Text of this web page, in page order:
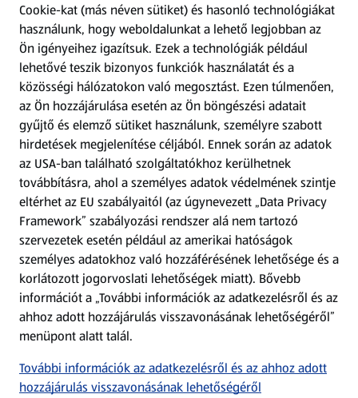
Kérdőív
Fizetési lehetőségek
ALDI utalványok
Árcsökkentés
Adattörlő alkalmazás
Szervizpont
(új oldalon nyílik meg)
Fedezz fel minket az interneten!
Töltsd le az ALDI Magyarország applikációt!
Cookie-kat (más néven sütiket) és hasonló technológiákat
használunk, hogy weboldalunkat a lehető legjobban az
Ön igényeihez igazítsuk. Ezek a technológiák például
lehetővé teszik bizonyos funkciók használatát és a
közösségi hálózatokon való megosztást. Ezen túlmenően,
az Ön hozzájárulása esetén az Ön böngészési adatait
gyűjtő és elemző sütiket használunk, személyre szabott
hirdetések megjelenítése céljából. Ennek során az adatok
az USA-ban található szolgáltatókhoz kerülhetnek
továbbításra, ahol a személyes adatok védelmének szintje
eltérhet az EU szabályaitól (az úgynevezett „Data Privacy
Framework” szabályozási rendszer alá nem tartozó
szervezetek esetén például az amerikai hatóságok
személyes adatokhoz való hozzáférésének lehetősége és a
korlátozott jogorvoslati lehetőségek miatt). Bővebb
információt a „További információk az adatkezelésről és az
ahhoz adott hozzájárulás visszavonásának lehetőségéről”
menüpont alatt talál.
További információk az adatkezelésről és az ahhoz adott
hozzájárulás visszavonásának lehetőségéről